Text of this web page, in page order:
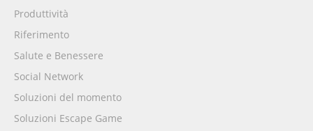
Produttività
Riferimento
Salute e Benessere
Social Network
Soluzioni del momento
Soluzioni Escape Game